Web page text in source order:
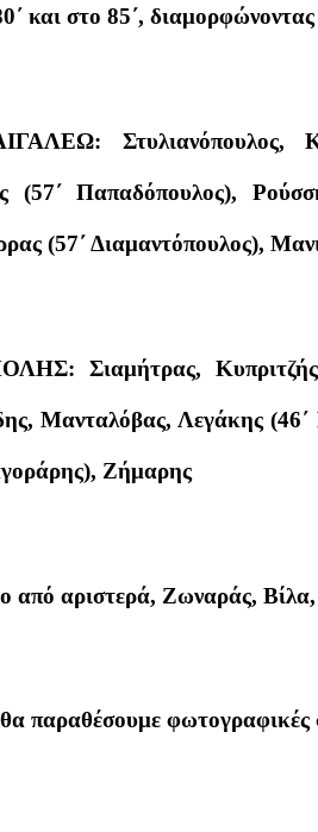
και στο 85΄,
Στυλιανόπουλος,
(57΄ Παπαδόπουλος),
(57΄ Διαμαντόπουλος),
Σιαμήτρας, Κυπριτζής,
Μανταλόβας, Λεγάκης
Ζήμαρης
από αριστερά, Ζωναράς,
παραθέσουμε φωτογραφικές